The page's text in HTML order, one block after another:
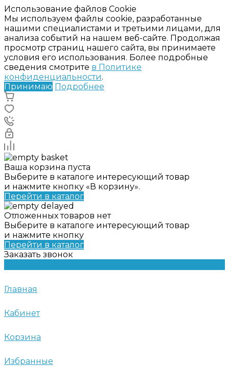
Использование файлов Cookie
Мы используем файлы cookie, разработанные
нашими специалистами и третьими лицами, для
анализа событий на нашем веб-сайте. Продолжая
просмотр страниц нашего сайта, вы принимаете
условия его использования. Более подробные
сведения смотрите в Политике
конфиденциальности.
Принимаю Подробнее
Ваша корзина пуста
Выберите в каталоге интересующий товар
и нажмите кнопку «В корзину».
Перейти в каталог
Отложенных товаров нет
Выберите в каталоге интересующий товар
и нажмите кнопку
Перейти в каталог
Заказать звонок
Главная
Кабинет
Корзина
Избранные